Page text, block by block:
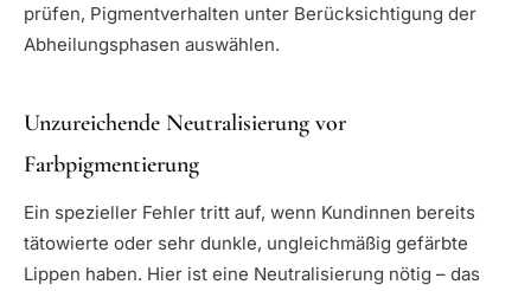
prüfen, Pigmentverhalten unter Berücksichtigung der
Abheilungsphasen auswählen.
Unzureichende Neutralisierung vor
Farbpigmentierung
Ein spezieller Fehler tritt auf, wenn Kundinnen bereits
tätowierte oder sehr dunkle, ungleichmäßig gefärbte
Lippen haben. Hier ist eine Neutralisierung nötig – das